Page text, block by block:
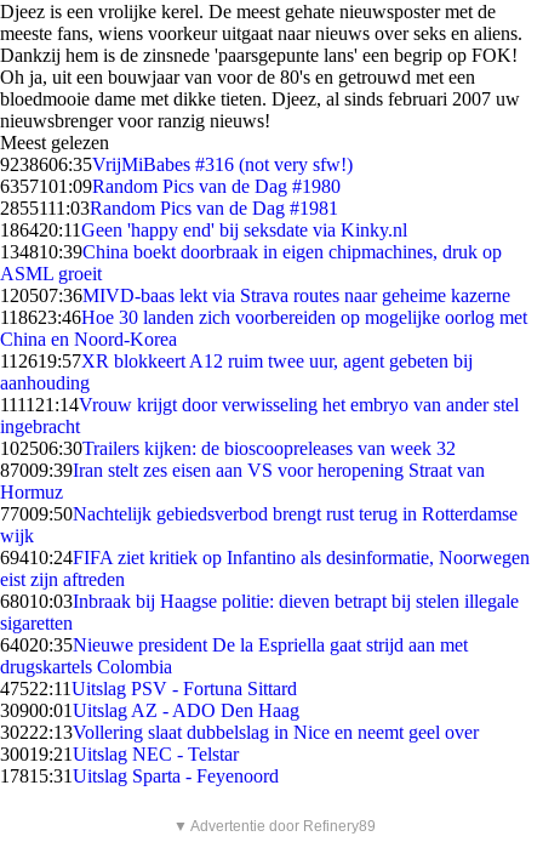
Djeez is een vrolijke kerel. De meest gehate nieuwsposter met de
meeste fans, wiens voorkeur uitgaat naar nieuws over seks en aliens.
Dankzij hem is de zinsnede 'paarsgepunte lans' een begrip op FOK!
Oh ja, uit een bouwjaar van voor de 80's en getrouwd met een
bloedmooie dame met dikke tieten. Djeez, al sinds februari 2007 uw
nieuwsbrenger voor ranzig nieuws!
Meest gelezen
9238606:35VrijMiBabes #316 (not very sfw!)
6357101:09Random Pics van de Dag #1980
2855111:03Random Pics van de Dag #1981
186420:11Geen 'happy end' bij seksdate via Kinky.nl
134810:39China boekt doorbraak in eigen chipmachines, druk op
ASML groeit
120507:36MIVD-baas lekt via Strava routes naar geheime kazerne
118623:46Hoe 30 landen zich voorbereiden op mogelijke oorlog met
China en Noord-Korea
112619:57XR blokkeert A12 ruim twee uur, agent gebeten bij
aanhouding
1111 21:14Vrouw krijgt door verwisseling het embryo van ander stel
ingebracht
102506:30Trailers kijken: de bioscoopreleases van week 32
87009:39Iran stelt zes eisen aan VS voor heropening Straat van
Hormuz
77009:50Nachtelijk gebiedsverbod brengt rust terug in Rotterdamse
wijk
69410:24FIFA ziet kritiek op Infantino als desinformatie, Noorwegen
eist zijn aftreden
68010:03Inbraak bij Haagse politie: dieven betrapt bij stelen illegale
sigaretten
64020:35Nieuwe president De la Espriella gaat strijd aan met
drugskartels Colombia
47522:11Uitslag PSV - Fortuna Sittard
30900:01Uitslag AZ - ADO Den Haag
30222:13Vollering slaat dubbelslag in Nice en neemt geel over
30019:21Uitslag NEC - Telstar
17815:31Uitslag Sparta - Feyenoord
▼ Advertentie door Refinery89